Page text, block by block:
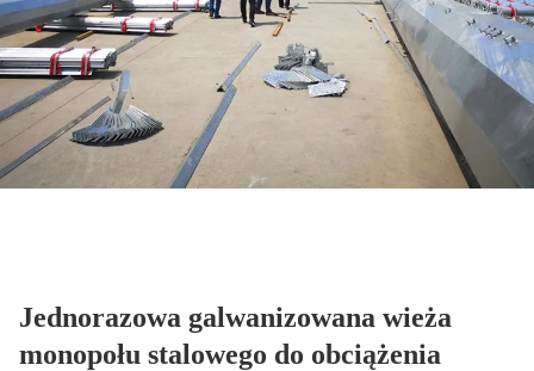
Jednorazowa galwanizowana wieża
monopołu stalowego do obciążenia